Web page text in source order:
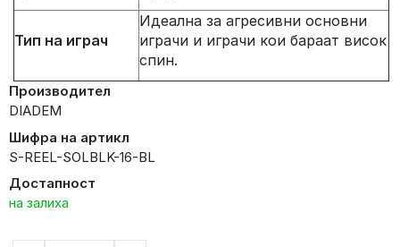
Тип на играч
Идеална за агресивни основни
играчи и играчи кои бараат висок
спин.
Производител
DIADEM
Шифра на артикл
S-REEL-SOLBLK-16-BL
Достапност
на залиха